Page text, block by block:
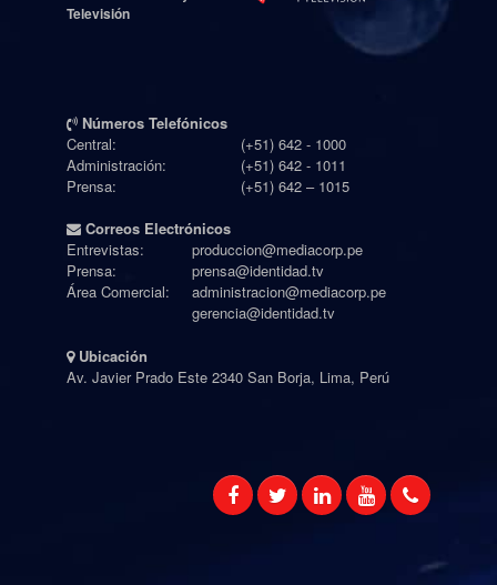
Televisión
Números Telefónicos
Central:
(+51) 642 - 1000
Administración:
(+51) 642 - 1011
Prensa:
(+51) 642 – 1015
Correos Electrónicos
Entrevistas:
produccion@mediacorp.pe
Prensa:
prensa@identidad.tv
Área Comercial:
administracion@mediacorp.pe
gerencia@identidad.tv
Ubicación
Av. Javier Prado Este 2340 San Borja, Lima, Perú